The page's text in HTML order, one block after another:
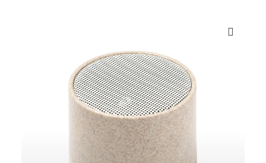
Teléfono - 931 97 40 60
WhatsApp - 634 777 310